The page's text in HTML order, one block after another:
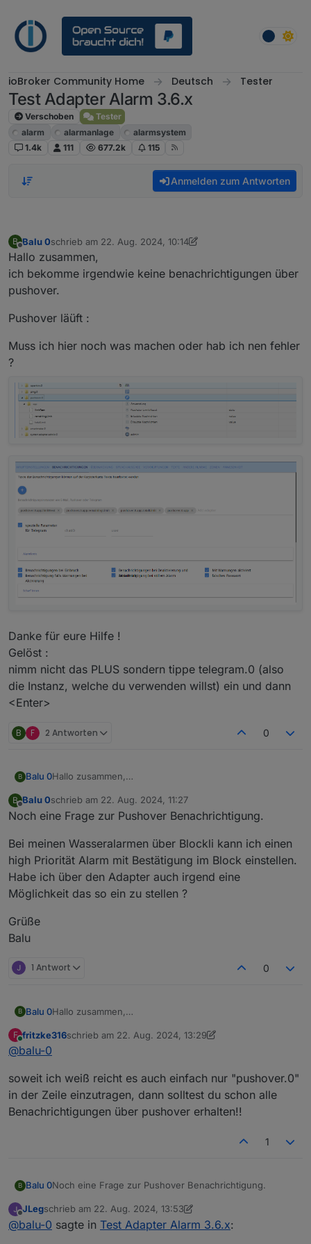
ioBroker Community Home Deutsch Tester
Test Adapter Alarm 3.6.x
Verschoben
Tester
alarm
alarmanlage
alarmsystem
1.4k
111 677.2k 115
Anmelden zum Antworten
B
Offline
Balu 0schrieb am 22. Aug. 2024, 10:14
zuletzt editiert von Balu 0
Hallo zusammen,
ich bekomme irgendwie keine benachrichtigungen über
pushover.
Pushover läüft :
Muss ich hier noch was machen oder hab ich nen fehler
?
Danke für eure Hilfe !
Gelöst :
nimm nicht das PLUS sondern tippe telegram.0 (also
die Instanz, welche du verwenden willst) ein und dann
<Enter>
B F 2 Antworten 0
B Balu 0Hallo zusammen,
pushover.
Pushover läüft :
?
Danke für eure Hilfe !
nimm nicht das PLUS sondern tippe telegram.0 (also die
Instanz, welche du verwenden willst) ein und dann
B
Offline
Balu 0schrieb am 22. Aug. 2024, 11:27
zuletzt editiert von
Noch eine Frage zur Pushover Benachrichtigung.
Bei meinen Wasseralarmen über Blockli kann ich einen
high Priorität Alarm mit Bestätigung im Block einstellen.
Habe ich über den Adapter auch irgend eine
Möglichkeit das so ein zu stellen ?
Grüße
Balu
1 Antwort 0
B Balu 0Hallo zusammen,
pushover.
Pushover läüft :
?
Danke für eure Hilfe !
nimm nicht das PLUS sondern tippe telegram.0 (also die
F
Online
fritzke316schrieb am 22. Aug. 2024, 13:29
zuletzt editiert von fritzke316
@balu-0
soweit ich weiß reicht es auch einfach nur "pushover.0"
in der Zeile einzutragen, dann solltest du schon alle
Benachrichtigungen über pushover erhalten!!
1
B Balu 0Noch eine Frage zur Pushover Benachrichtigung.
Bei meinen Wasseralarmen über Blockli kann ich einen
high Priorität Alarm mit Bestätigung im Block einstellen.
Offline
JLegschrieb am 22. Aug. 2024, 13:53
zuletzt editiert von JLeg
@balu-0 sagte in Test Adapter Alarm 3.6.x: